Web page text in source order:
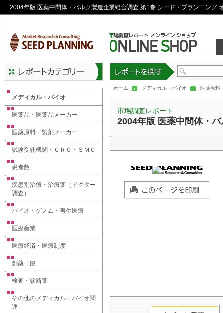
2004年版 医薬中間体・バルク製造企業総合調査 第1巻 シード・プランニング
ホーム メディカル・バイオ 医薬原料
市場調査レポート
2004年版 医薬中間体・
メディカル・バイオ
医薬品・医薬品メーカー
医薬原料・製剤メーカー
試験受託機関・ＣＲＯ・ＳＭＯ
患者数
疾患別治療・治療薬（ドクター
調査）
バイオ・ゲノム・再生医療
医療産業
医療経済・医療制度
創薬一般
検査・診断薬
その他のメディカル・バイオ関
連